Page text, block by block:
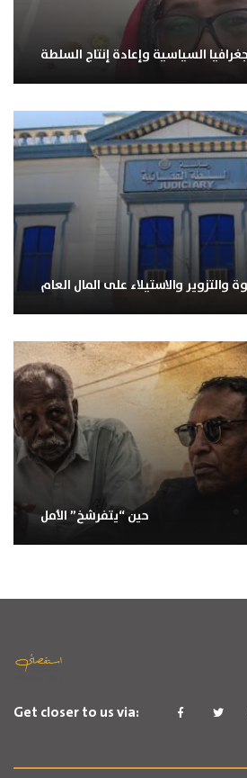
السياسية وإعادة إنتاج السلطة
والتزوير والاستيلاء على المال العام
حين “يتفرشخ” الأمل
Get closer to us via: